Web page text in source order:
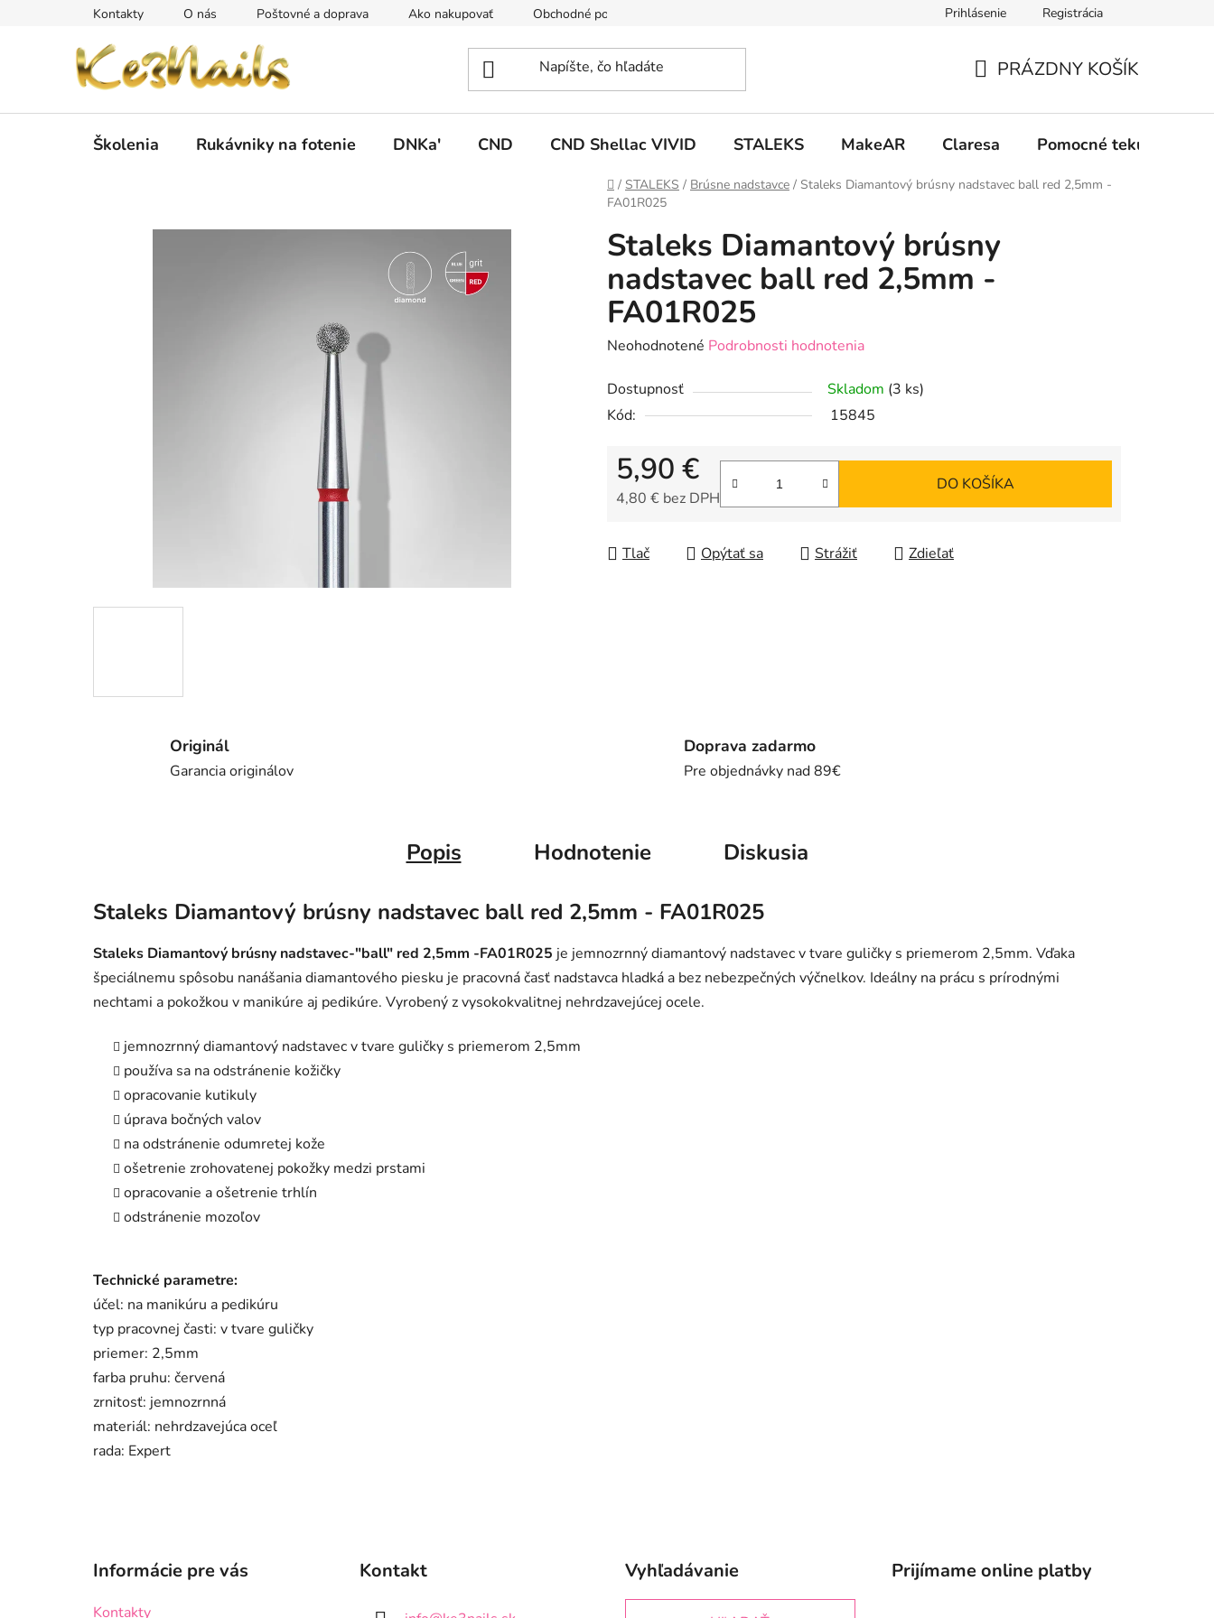
Kontakty O nás Poštovné a doprava Ako nakupovať Obchodné podmienky Formulár na odstúpenie od zmluvy
Prihlásenie Registrácia
KOŠÍK
PRÁZDNY KOŠÍK
Školenia Rukávniky na fotenie DNKa' CND CND Shellac VIVID STALEKS MakeAR Claresa Pomocné tekutiny
Domov
/ STALEKS / Brúsne nadstavce / Staleks Diamantový brúsny nadstavec ball red 2,5mm -
FA01R025
Staleks Diamantový brúsny
nadstavec ball red 2,5mm -
FA01R025
Priemerné
produktu
je
Neohodnotené Podrobnosti hodnotenia
Dostupnosť Skladom (3 ks)
Kód:
15845
5,90 €
4,80 € bez DPH
DO KOŠÍKA
Tlač Opýtať sa Strážiť Zdieľať
Originál
Garancia originálov
Doprava zadarmo
Pre objednávky nad 89€
Popis Hodnotenie Diskusia
Staleks Diamantový brúsny nadstavec ball red 2,5mm - FA01R025
Staleks Diamantový brúsny nadstavec-"ball" red 2,5mm -FA01R025 je jemnozrnný diamantový nadstavec v tvare guličky s priemerom 2,5mm. Vďaka
špeciálnemu spôsobu nanášania diamantového piesku je pracovná časť nadstavca hladká a bez nebezpečných výčnelkov. Ideálny na prácu s prírodnými
nechtami a pokožkou v manikúre aj pedikúre. Vyrobený z vysokokvalitnej nehrdzavejúcej ocele.
jemnozrnný diamantový nadstavec v tvare guličky s priemerom 2,5mm
používa sa na odstránenie kožičky
opracovanie kutikuly
úprava bočných valov
na odstránenie odumretej kože
ošetrenie zrohovatenej pokožky medzi prstami
opracovanie a ošetrenie trhlín
odstránenie mozoľov
Technické parametre:
účel: na manikúru a pedikúru
typ pracovnej časti: v tvare guličky
priemer: 2,5mm
farba pruhu: červená
zrnitosť: jemnozrnná
materiál: nehrdzavejúca oceľ
rada: Expert
Informácie pre vás
Kontakty
Kontakt Vyhľadávanie Prijímame online platby